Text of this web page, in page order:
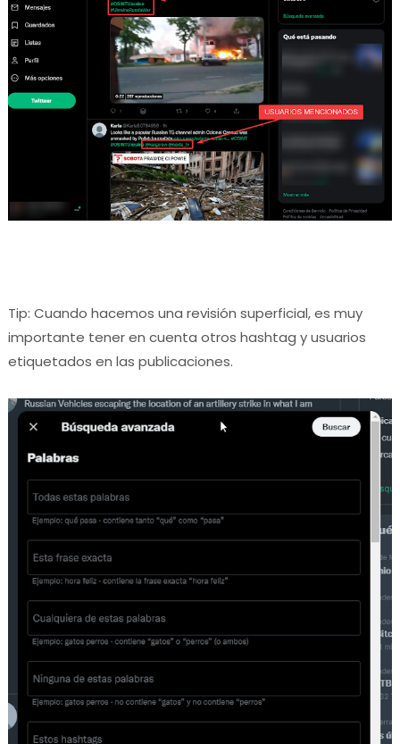
Tip: Cuando hacemos una revisión superficial, es muy
importante tener en cuenta otros hashtag y usuarios
etiquetados en las publicaciones.